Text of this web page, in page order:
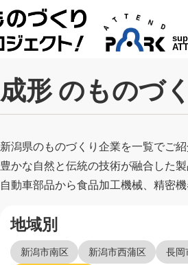
成形 のものづ
新潟県のものづくり企業を一覧でご紹
豊かな自然と伝統の技術が融合した
自動車部品から食品加工機械、精密
地域別
新潟市南区 新潟市西蒲区 長岡